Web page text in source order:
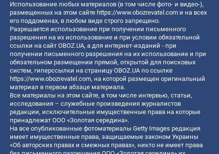
Использование любых материалов (в том числе фото- и видео-),
размещенных на этом сайте https://www.obozrevatel.com и на всех
его поддоменах, в любом виде строго запрещено.
Разрешается использование при получении письменного
разрешения на их использование и при условии обязательной
ссылки на сайт OBOZ.UA, а для интернет-изданий - при
получении письменного разрешения на их использование и при
обязательном размещении прямой, открытой для поисковых
систем, гиперссылки на страницу OBOZ.UA по ссылке
https://www.obozrevatel.com, на которой размещен оригинальный
материал в первом абзаце материала.
Все материалы на этом сайте, в том числе интервью, статьи,
исследования – служебные произведения журналистов
редакции, исключительные имущественные права на которые
принадлежат ООО «Золотая середина».
На все опубликованные фотоматериалы Getty Images редакция
имеет имущественные права, защищаемые законом Украины
«Об авторских правах и смежных правах», никто не имеет права